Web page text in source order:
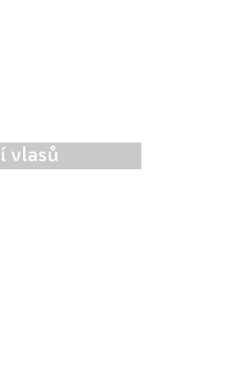
vlasů